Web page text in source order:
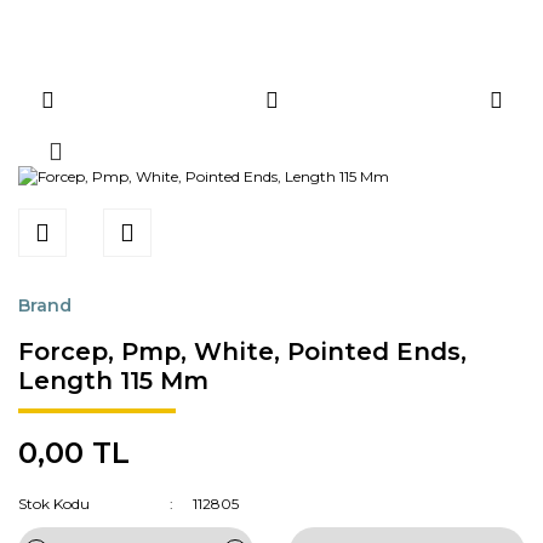
Brand
Forcep, Pmp, White, Pointed Ends,
Length 115 Mm
0,00 TL
Stok Kodu 112805